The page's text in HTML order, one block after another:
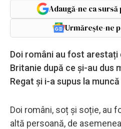
Adaugă-ne ca
Urmărește-ne
Doi români au fost arestați
Britanie după ce și-au dus
Regat și i-a supus la
Doi români, soț și soție, au
altă persoană, de